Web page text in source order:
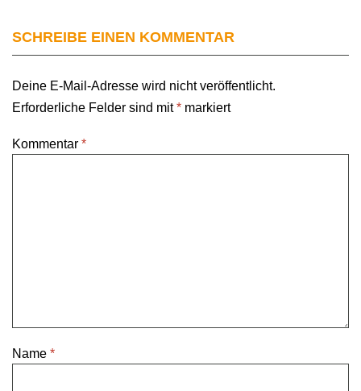
SCHREIBE EINEN KOMMENTAR
Deine E-Mail-Adresse wird nicht veröffentlicht.
Erforderliche Felder sind mit* markiert
Kommentar *
Name *